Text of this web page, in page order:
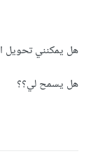
هل يمكنني
هل يسمح لي؟؟